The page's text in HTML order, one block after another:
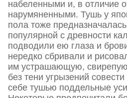
набеленными и, в отличие
нарумяненными. Тушь у
пола тоже
популярной с древности
подводили ею глаза и
нередко сбривали и
им устрашающую,
без тени угрызений
себе тушью поддельные